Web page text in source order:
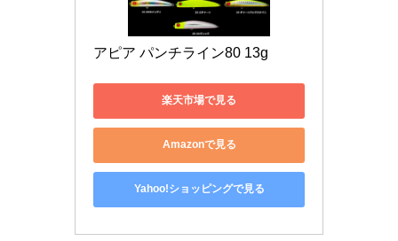
アピア パンチライン80 13g
楽天市場で見る
Amazonで見る
Yahoo!ショッピングで見る